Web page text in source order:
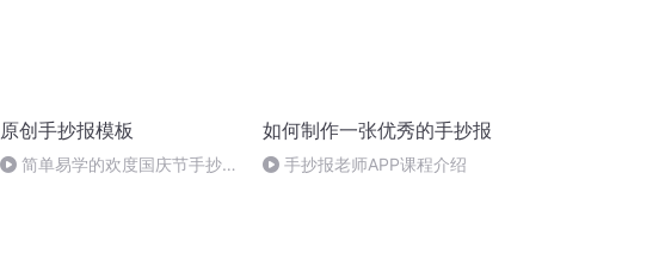
原创手抄报模板
简单易学的欢度国庆节手抄报
如何制作一张优秀的手抄报
手抄报老师APP课程介绍